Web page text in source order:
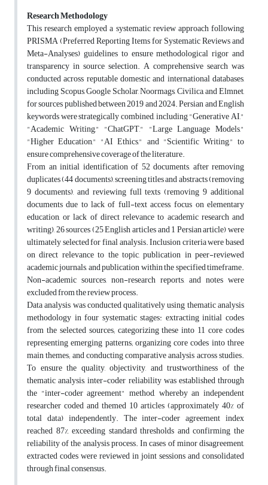
Research Methodology
This research employed a systematic review approach following
PRISMA (Preferred Reporting Items for Systematic Reviews and
Meta-Analyses) guidelines to ensure methodological rigor and
transparency in source selection. A comprehensive search was
conducted across reputable domestic and international databases,
including Scopus, Google Scholar, Noormags, Civilica, and Elmnet,
for sources published between 2019 and 2024. Persian and English
keywords were strategically combined, including "Generative AI,"
"Academic Writing," "ChatGPT," "Large Language Models,"
"Higher Education," "AI Ethics," and "Scientific Writing," to
ensure comprehensive coverage of the literature.
From an initial identification of 52 documents, after removing
duplicates (44 documents), screening titles and abstracts (removing
9 documents), and reviewing full texts (removing 9 additional
documents due to lack of full-text access, focus on elementary
education, or lack of direct relevance to academic research and
writing), 26 sources (25 English articles and 1 Persian article) were
ultimately selected for final analysis. Inclusion criteria were based
on direct relevance to the topic, publication in peer-reviewed
academic journals, and publication within the specified timeframe.
Non-academic sources, non-research reports, and notes were
excluded from the review process.
Data analysis was conducted qualitatively using thematic analysis
methodology in four systematic stages: extracting initial codes
from the selected sources; categorizing these into 11 core codes
representing emerging patterns; organizing core codes into three
main themes; and conducting comparative analysis across studies.
To ensure the quality, objectivity, and trustworthiness of the
thematic analysis, inter-coder reliability was established through
the "inter-coder agreement" method, whereby an independent
researcher coded and themed 10 articles (approximately 40% of
total data) independently. The inter-coder agreement index
reached 87%, exceeding standard thresholds and confirming the
reliability of the analysis process. In cases of minor disagreement,
extracted codes were reviewed in joint sessions and consolidated
through final consensus.